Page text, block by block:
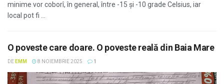
minime vor coborî, în general, între -15 și -10 grade Celsius, iar
local pot fi ...
O poveste care doare. O poveste reală din Baia Mare
DE EMM 8 NOIEMBRIE 2025 1